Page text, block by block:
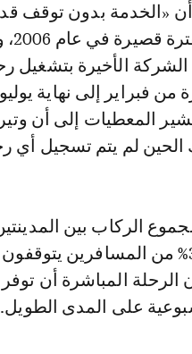
«الخدمة بدون توقف
الشركة الأخيرة بتشغيل
المعطيات إلى أن
الحين لم يتم تسجيل أي
60% من مجموع الركاب بين
في حين لا يزال 30% من
المباشرة أن توفر